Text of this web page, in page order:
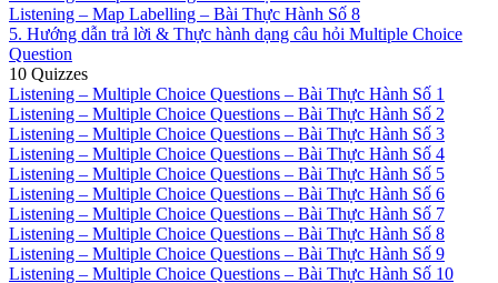
Listening – Map Labelling – Bài Thực Hành Số 8
5. Hướng dẫn trả lời & Thực hành dạng câu hỏi Multiple Choice
Question
10 Quizzes
Listening – Multiple Choice Questions – Bài Thực Hành Số 1
Listening – Multiple Choice Questions – Bài Thực Hành Số 2
Listening – Multiple Choice Questions – Bài Thực Hành Số 3
Listening – Multiple Choice Questions – Bài Thực Hành Số 4
Listening – Multiple Choice Questions – Bài Thực Hành Số 5
Listening – Multiple Choice Questions – Bài Thực Hành Số 6
Listening – Multiple Choice Questions – Bài Thực Hành Số 7
Listening – Multiple Choice Questions – Bài Thực Hành Số 8
Listening – Multiple Choice Questions – Bài Thực Hành Số 9
Listening – Multiple Choice Questions – Bài Thực Hành Số 10